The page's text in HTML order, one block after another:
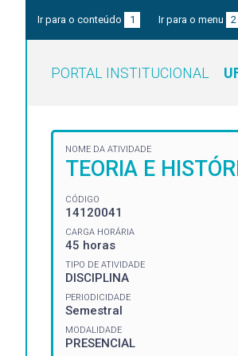
Ir para o conteúdo 1 Ir para o menu 2
PORTAL INSTITUCIONAL
NOME DA ATIVIDADE
TEORIA E
CÓDIGO
14120041
CARGA HORÁRIA
45 horas
TIPO DE ATIVIDADE
DISCIPLINA
PERIODICIDADE
Semestral
MODALIDADE
PRESENCIAL